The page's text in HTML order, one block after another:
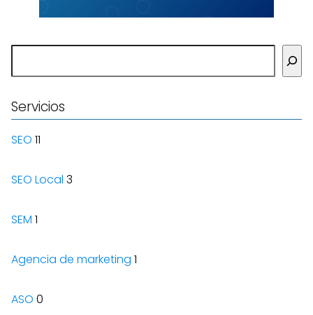
Servicios
SEO 11
SEO Local 3
SEM 1
Agencia de marketing 1
ASO 0